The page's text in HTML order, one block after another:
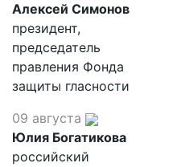
Алексей Симонов
президент,
председатель
правления Фонда
защиты гласности
09 августа
Юлия Богатикова
российский